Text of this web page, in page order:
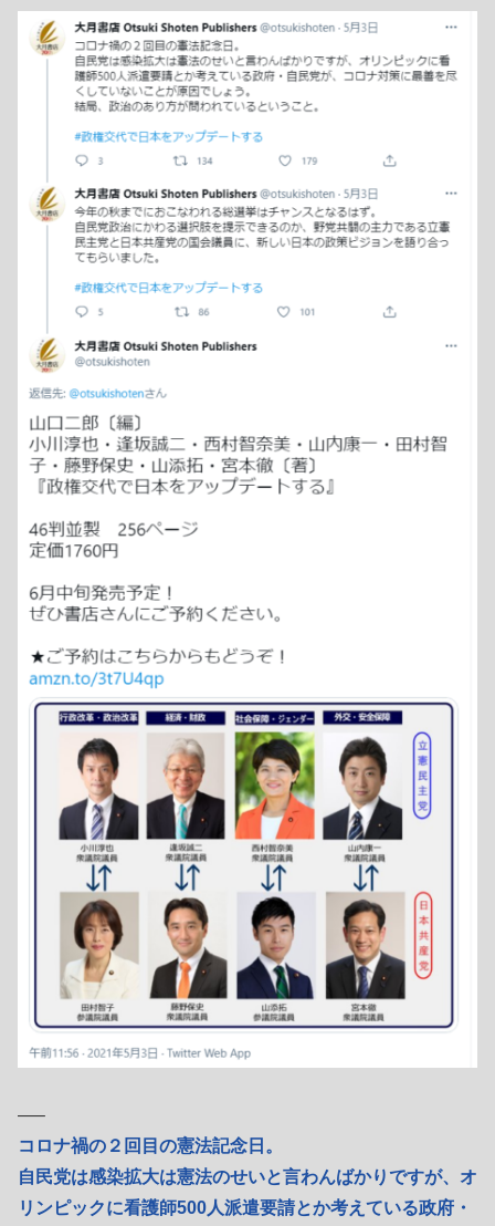
—–
コロナ禍の２回目の憲法記念日。
自民党は感染拡大は憲法のせいと言わんばかりですが、オ
リンピックに看護師500人派遣要請とか考えている政府・